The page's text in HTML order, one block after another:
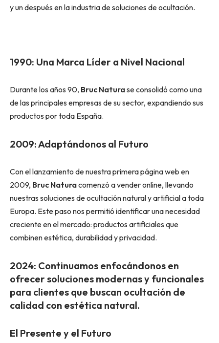
y un después en la industria de soluciones de ocultación.
1990: Una Marca Líder a Nivel Nacional
Durante los años 90, Bruc Naturase consolidó como una
de las principales empresas de su sector, expandiendo sus
productos por toda España.
2009: Adaptándonos al Futuro
Con el lanzamiento de nuestra primera página web en
2009, Bruc Naturacomenzó a vender online, llevando
nuestras soluciones de ocultación natural y artificial a toda
Europa. Este paso nos permitió identificar una necesidad
creciente en el mercado: productos artificiales que
combinen estética, durabilidad y privacidad.
2024: Continuamos enfocándonos en
ofrecer soluciones modernas y funcionales
para clientes que buscan ocultación de
calidad con estética natural.
El Presente y el Futuro